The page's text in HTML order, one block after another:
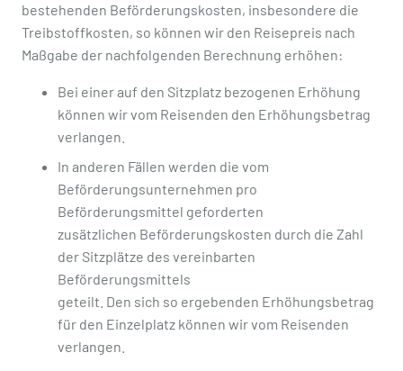
bestehenden Beförderungskosten, insbesondere die
Treibstoffkosten, so können wir den Reisepreis nach
Maßgabe der nachfolgenden Berechnung erhöhen:
Bei einer auf den Sitzplatz bezogenen Erhöhung
können wir vom Reisenden den Erhöhungsbetrag
verlangen.
In anderen Fällen werden die vom
Beförderungsunternehmen pro
Beförderungsmittel geforderten
zusätzlichen Beförderungskosten durch die Zahl
der Sitzplätze des vereinbarten
Beförderungsmittels
geteilt. Den sich so ergebenden Erhöhungsbetrag
für den Einzelplatz können wir vom Reisenden
verlangen.